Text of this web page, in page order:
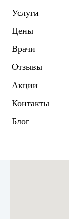
Услуги
Цены
Врачи
Отзывы
Акции
Контакты
Блог